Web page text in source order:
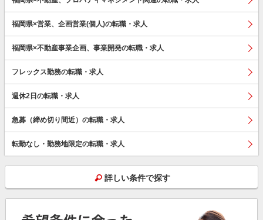
福岡県×営業、企画営業(個人)の転職・求人
福岡県×不動産事業企画、事業開発の転職・求人
フレックス勤務の転職・求人
週休2日の転職・求人
急募（締め切り間近）の転職・求人
転勤なし・勤務地限定の転職・求人
詳しい条件で探す